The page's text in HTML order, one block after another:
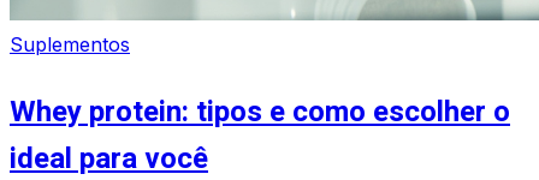
Suplementos
Whey protein: tipos e como escolher o
ideal para você